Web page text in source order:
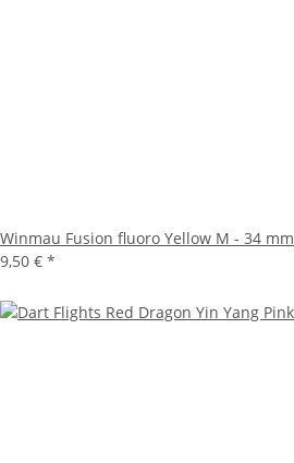
Winmau Fusion fluoro Yellow M - 34 mm
9,50 € *